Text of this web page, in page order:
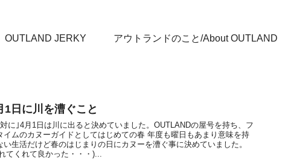
OUTLAND JERKY アウトランドのこと/About OUTLAND
1日に川を漕ぐこと
対に｣4月1日は川に出ると決めていました。OUTLANDの屋号を持ち、フ
イムのカヌーガイドとしてはじめての春 年度も曜日もあまり意味を持
い生活だけど春のはじまりの日にカヌーを漕ぐ事に決めていました。
てくれて良かった・・・)...